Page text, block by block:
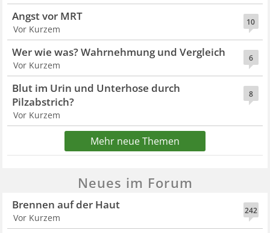
10
Angst vor MRT
Vor Kurzem
6
Wer wie was? Wahrnehmung und Vergleich
Vor Kurzem
8
Blut im Urin und Unterhose durch
Pilzabstrich?
Vor Kurzem
Mehr neue Themen
Neues im Forum
242
Brennen auf der Haut
Vor Kurzem